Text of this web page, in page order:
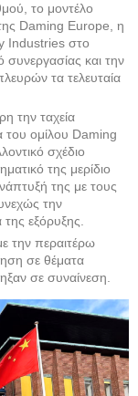
το μοντέλο
Daming Europe, η
Industries στο
συνεργασίας και την
τα τελευταία
την ταχεία
του ομίλου Daming
σχέδιο
της μερίδιο
της με τους
την
της εξόρυξης.
την περαιτέρω
σε θέματα
σε συναίνεση.